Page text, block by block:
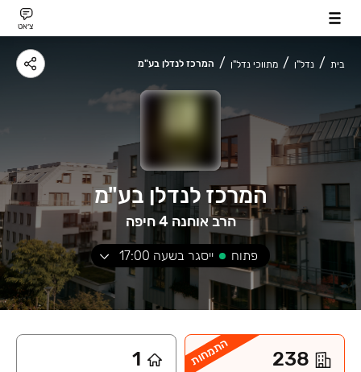
צ׳אט
בית נדל"ן מתווכי נדל"ן המרכז לנדלן בע"מ
המרכז לנדלן בע"מ
הרב אוחנה 4 חיפה
פתוח ייסגר בשעה 17:00
התמחות 238
1